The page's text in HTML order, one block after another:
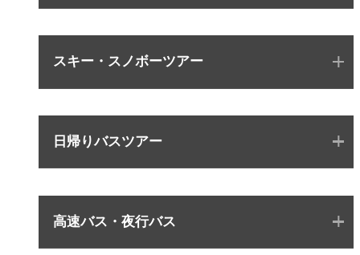
スキー・スノボーツアー
日帰りバスツアー
高速バス・夜行バス